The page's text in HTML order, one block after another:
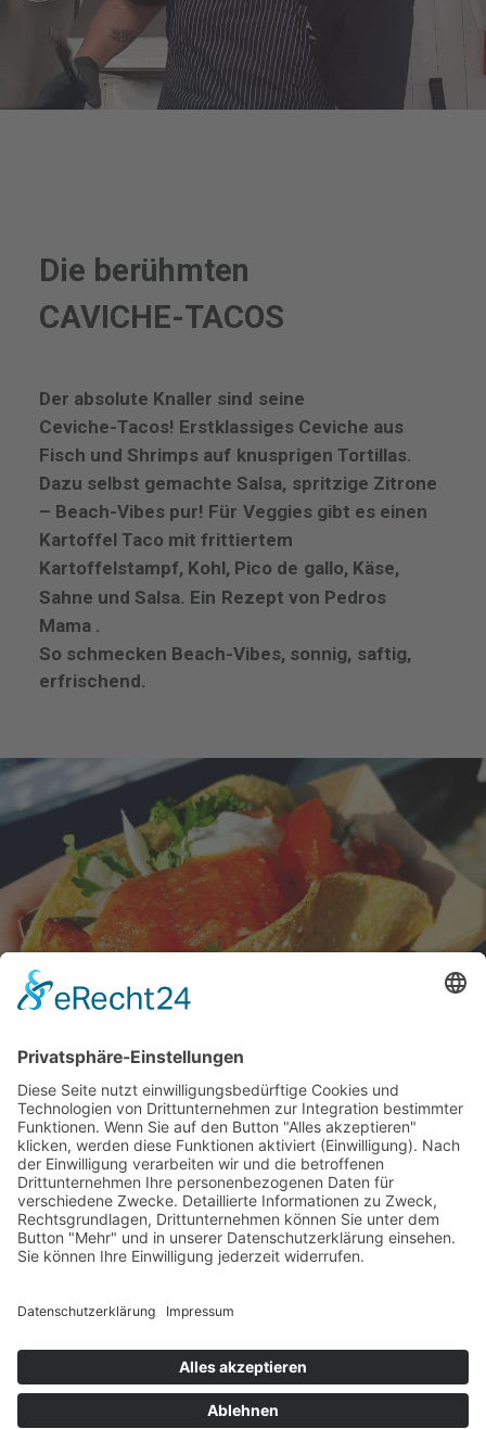
Die berühmten
CAVICHE-TACOS
Der absolute Knaller sind seine
Ceviche-Tacos! Erstklassiges Ceviche aus
Fisch und Shrimps auf knusprigen Tortillas.
Dazu selbst gemachte Salsa, spritzige Zitrone
– Beach-Vibes pur! Für Veggies gibt es einen
Kartoffel Taco mit frittiertem
Kartoffelstampf, Kohl, Pico de gallo, Käse,
Sahne und Salsa. Ein Rezept von Pedros
Mama .
So schmecken Beach-Vibes, sonnig, saftig,
erfrischend.
Bitte keine
Sprachanrufe!
Wakebeach 257